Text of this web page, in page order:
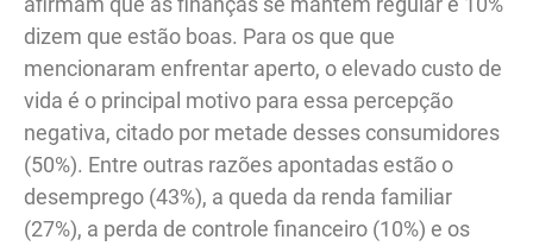
dizem que estão boas. Para os que que
mencionaram enfrentar aperto, o elevado custo de
vida é o principal motivo para essa percepção
negativa, citado por metade desses consumidores
(50%). Entre outras razões apontadas estão o
desemprego (43%), a queda da renda familiar
(27%), a perda de controle financeiro (10%) e os